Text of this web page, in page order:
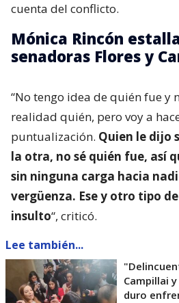
cuenta del conflicto.
Mónica Rincón
senadoras Flores y
“No tengo idea de quién fue y
realidad quién, pero voy a
puntualización. Quien le dijo
la otra, no sé quién fue, así
sin ninguna carga hacia
vergüenza. Ese y otro tipo
insulto“, criticó.
Lee también...
Campillai
duro